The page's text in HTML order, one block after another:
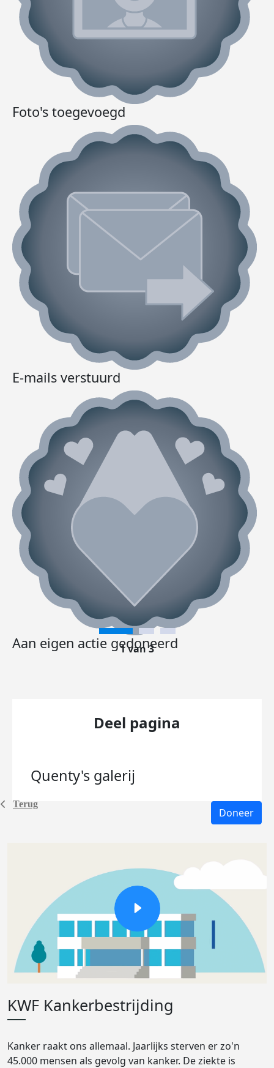
Terug
Foto's toegevoegd
E-mails verstuurd
Aan eigen actie gedoneerd
1 van 3
Deel pagina
Quenty's galerij
Doneer
KWF Kankerbestrijding
Kanker raakt ons allemaal. Jaarlijks sterven er zo'n
45.000 mensen als gevolg van kanker. De ziekte is